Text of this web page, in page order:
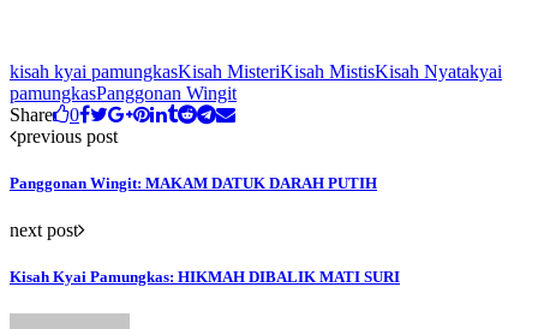
kisah kyai pamungkasKisah MisteriKisah MistisKisah Nyatakyai
pamungkasPanggonan Wingit
Share
0
previous post
Panggonan Wingit: MAKAM DATUK DARAH PUTIH
next post
Kisah Kyai Pamungkas: HIKMAH DIBALIK MATI SURI